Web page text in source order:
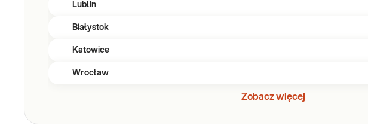
Lublin
Białystok
Katowice
Wrocław
Zobacz więcej